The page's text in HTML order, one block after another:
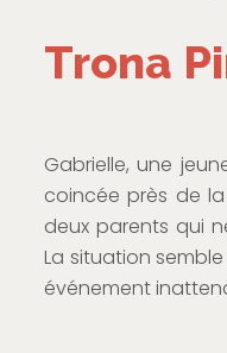
Trona
Gabrielle, une
coincée près de
deux parents qui
La situation semble
événement